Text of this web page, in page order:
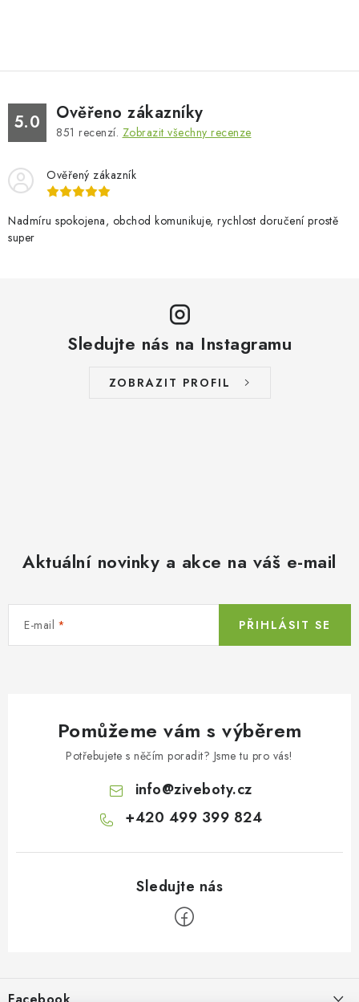
5.0 Ověřeno zákazníky
851 recenzí. Zobrazit všechny recenze
Ověřený zákazník
Nadmíru spokojena, obchod komunikuje, rychlost doručení prostě
super
Sledujte nás na Instagramu
ZOBRAZIT PROFIL
Aktuální novinky a akce na váš e-mail
E-mail PŘIHLÁSIT SE
Pomůžeme vám s výběrem
Potřebujete s něčím poradit? Jsme tu pro vás!
info@ziveboty.cz
+420 499 399 824